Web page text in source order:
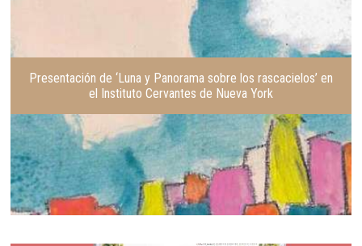
Presentación de ‘Luna y Panorama sobre los rascacielos’ en
el Instituto Cervantes de Nueva York